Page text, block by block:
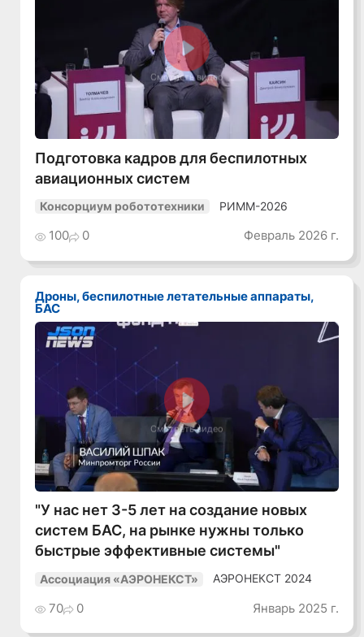
Смотреть видео
Подготовка кадров для беспилотных
авиационных систем
Консорциум робототехники РИММ-2026
100 0 Февраль 2026 г.
Дроны, беспилотные летательные аппараты,
БАС
Смотреть видео
"У нас нет 3-5 лет на создание новых
систем БАС, на рынке нужны только
быстрые эффективные системы"
Ассоциация «АЭРОНЕКСТ» АЭРОНЕКСТ 2024
70 0 Январь 2025 г.